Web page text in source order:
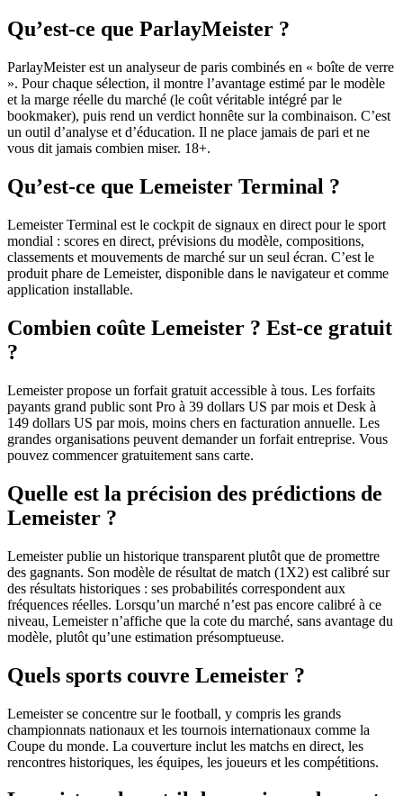
Qu’est-ce que ParlayMeister ?
ParlayMeister est un analyseur de paris combinés en « boîte de verre
». Pour chaque sélection, il montre l’avantage estimé par le modèle
et la marge réelle du marché (le coût véritable intégré par le
bookmaker), puis rend un verdict honnête sur la combinaison. C’est
un outil d’analyse et d’éducation. Il ne place jamais de pari et ne
vous dit jamais combien miser. 18+.
Qu’est-ce que Lemeister Terminal ?
Lemeister Terminal est le cockpit de signaux en direct pour le sport
mondial : scores en direct, prévisions du modèle, compositions,
classements et mouvements de marché sur un seul écran. C’est le
produit phare de Lemeister, disponible dans le navigateur et comme
application installable.
Combien coûte Lemeister ? Est-ce gratuit
?
Lemeister propose un forfait gratuit accessible à tous. Les forfaits
payants grand public sont Pro à 39 dollars US par mois et Desk à
149 dollars US par mois, moins chers en facturation annuelle. Les
grandes organisations peuvent demander un forfait entreprise. Vous
pouvez commencer gratuitement sans carte.
Quelle est la précision des prédictions de
Lemeister ?
Lemeister publie un historique transparent plutôt que de promettre
des gagnants. Son modèle de résultat de match (1X2) est calibré sur
des résultats historiques : ses probabilités correspondent aux
fréquences réelles. Lorsqu’un marché n’est pas encore calibré à ce
niveau, Lemeister n’affiche que la cote du marché, sans avantage du
modèle, plutôt qu’une estimation présomptueuse.
Quels sports couvre Lemeister ?
Lemeister se concentre sur le football, y compris les grands
championnats nationaux et les tournois internationaux comme la
Coupe du monde. La couverture inclut les matchs en direct, les
rencontres historiques, les équipes, les joueurs et les compétitions.